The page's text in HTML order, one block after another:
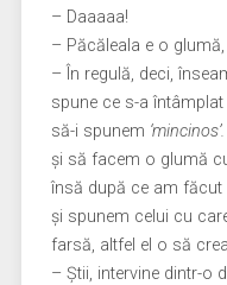
– Daaaaa!
– Păcăleala e o
– În regulă, deci,
spune ce s-a
să-i spunem ‘mincinos’.
şi să facem o glumă
însă după ce am
şi spunem celui cu
farsă, altfel el o să
– Ştii, intervine dintr-o